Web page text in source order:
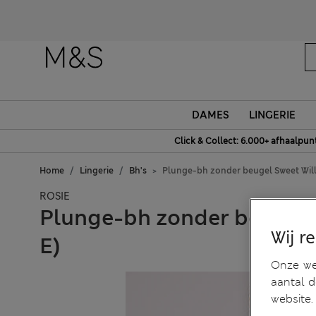
DAMES LINGERIE
Click & Collect: 6.000+
Home Lingerie Bh's Plunge-bh zonder beugel Sweet
ROSIE
Plunge-bh zonder beugel
E)
Wij
Onze
aantal